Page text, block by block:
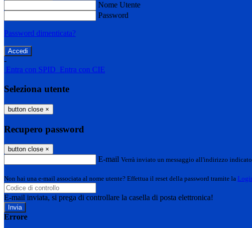
Nome Utente
Password
Password dimenticata?
-
Entra con SPID Entra con CIE
Seleziona utente
button close ×
Recupero password
button close ×
E-mail Verrà inviato un messaggio all'indirizzo
Non hai una e-mail associata al nome utente? Effettua il reset della password tramite la
E-mail inviata, si prega di controllare la casella di posta elettronica!
Errore